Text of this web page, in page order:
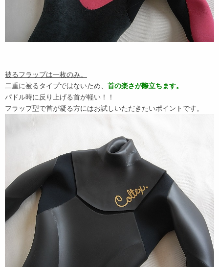
被るフラップは一枚のみ。
二重に被るタイプではないため、 首の楽さが際立ちます。
パドル時に反り上げる首が軽い！！
フラップ型で首が凝る方にはお試しいただきたいポイントです。